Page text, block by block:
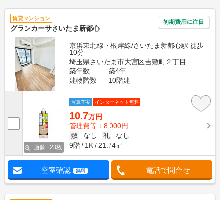
賃貸マンション
グランカーサさいたま新都心
初期費用に注目
京浜東北線・根岸線/さいたま新都心駅 徒歩
10分
埼玉県さいたま市大宮区吉敷町２丁目
築年数
築4年
建物階数
10階建
画像 : 23枚
写真充実 インターネット無料
10.7万円
管理費等：8,000円
敷
なし 礼
なし
9階
1K 21.74㎡
空室確認 無料 電話で問合せ